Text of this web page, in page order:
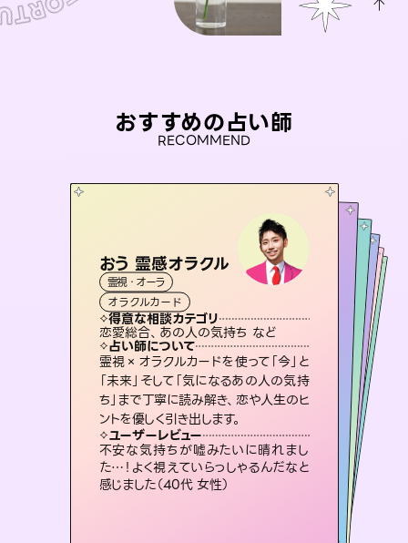
おすすめの占い師
RECOMMEND
おう 霊感オラクル
霊視・オーラ
オラクルカード
得意な相談カテゴリ
恋愛総合、あの人の気持ち など
占い師について
霊視×オラクルカードを使って「今」と
「未来」そして「気になるあの人の気持
ち」まで丁寧に読み解き、恋や人生のヒ
ントを優しく引き出します。
ユーザーレビュー
不安な気持ちが嘘みたいに晴れまし
た…！よく視えていらっしゃるんだなと
感じました（40代 女性）
アイリス -iris-
西洋占星術
ルーン
得意な相談カテゴリ
恋愛総合、片想い、二人の未来 など
占い師について
復縁、恋愛、不倫の行方、同性愛や片
思い、仕事関係や借金問題まで知りた
いことや心の負担になっていることを
紐解き、背中をそっと押して導きます。
ユーザーレビュー
安心感のあり、言い切ってくれる所や濁
さない鑑定のおかげで、毎回自分の気
持ちを整えられます（30代 男性）
彗望
霊視・オーラ
スピリチュアル・リーディング
得意な相談カテゴリ
片想い、あの人の気持ち、復縁 など
占い師について
3,700年以上の歴史を持つ東洋最古の
占術「易占」で詳細まで占い、幸せへ向
かう道筋を示します。厳しい結果にも具
体的な対策をお伝えします。
ユーザーレビュー
複雑な背景もしっかり聞いて鑑定して
いただけました。気持ちが楽になりまし
た（50代 女性）
未来視師＊花
霊視・オーラ
スピリチュアル・リーディング
得意な相談カテゴリ
出逢い、片想い、復縁 など
占い師について
未来には何パターンもの選択肢があります。不安で視えにくくなっているあなたの素敵な未来を見つけ、その未来を選択できるようアドバイスします。
ユーザーレビュー
職場の人の性質や人間関係、本心など
本当によく視えていてびっくり。対策が
打てて前向きになれます（40代）
スピリチュアル・リーディング
得意な相談カテゴリ
片想い、あの人の気持ち、復縁 など
占い師について
恋愛のお悩みの中でも特に「曖昧な関
係」の相談を得意としており、友達以上
恋人未満なお相手との今後や本音を丁
寧に読み解き恋愛成就へと導きます。
ユーザーレビュー
鑑定していただいてアドバイス通りに行
動すると仲が復活してきました。ありが
とうございました（40代 女性）
霊視・オーラ タロット
スピリチュアル・リーディング
得意な相談カテゴリ
片想い、二人の未来、年の差 など
占い師について
連絡再開、復縁、成就などの報告実績
多数。セラピストとして2万超の施術経
験があるからこそできる鑑定で、より良
い未来をサポートします。
ユーザーレビュー
とても心温まる鑑定でした。しかもこち
らは何も言っていないのに視えていらっ
しゃるんだなと驚きです（30代女性）